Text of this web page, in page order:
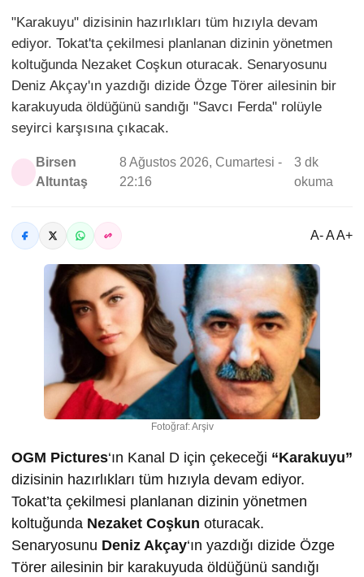
"Karakuyu" dizisinin hazırlıkları tüm hızıyla devam
ediyor. Tokat'ta çekilmesi planlanan dizinin yönetmen
koltuğunda Nezaket Coşkun oturacak. Senaryosunu
Deniz Akçay'ın yazdığı dizide Özge Törer ailesinin bir
karakuyuda öldüğünü sandığı "Savcı Ferda" rolüyle
seyirci karşısına çıkacak.
Birsen
Altuntaş
8 Ağustos 2026, Cumartesi -
22:16
3 dk
okuma
A- A A+
Fotoğraf: Arşiv
OGM Pictures‘ın Kanal D için çekeceği “Karakuyu”
dizisinin hazırlıkları tüm hızıyla devam ediyor.
Tokat’ta çekilmesi planlanan dizinin yönetmen
koltuğunda Nezaket Coşkun oturacak.
Senaryosunu Deniz Akçay‘ın yazdığı dizide Özge
Törer ailesinin bir karakuyuda öldüğünü sandığı